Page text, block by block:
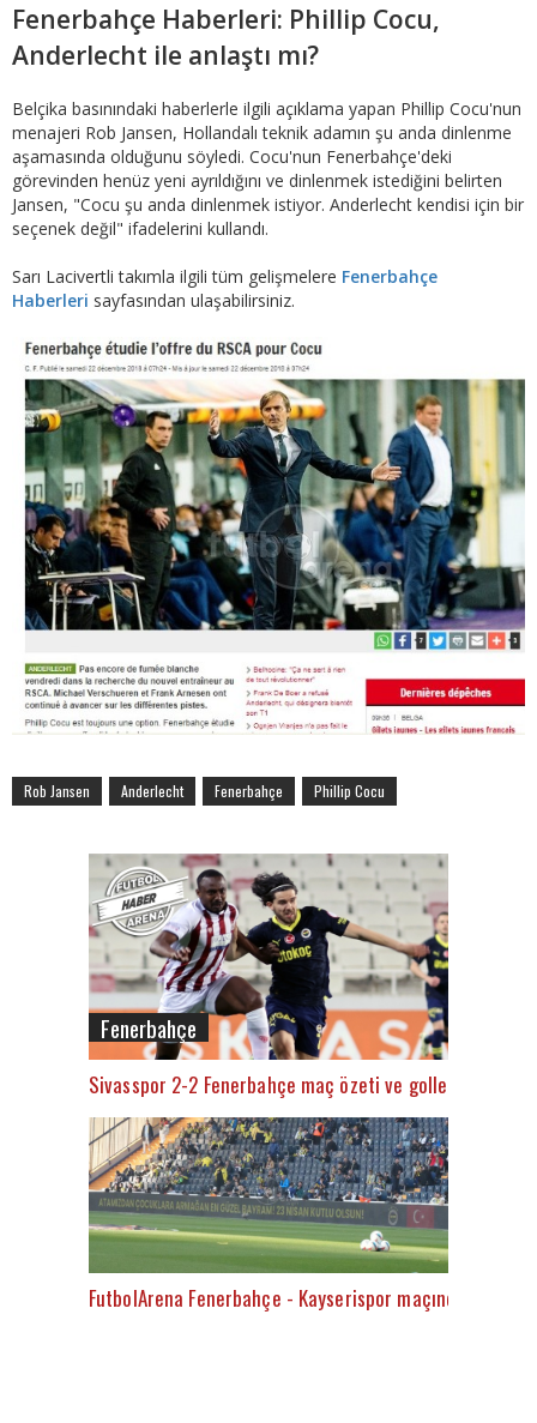
Fenerbahçe Haberleri: Phillip Cocu,
Anderlecht ile anlaştı mı?
Belçika basınındaki haberlerle ilgili açıklama yapan Phillip Cocu'nun
menajeri Rob Jansen, Hollandalı teknik adamın şu anda dinlenme
aşamasında olduğunu söyledi. Cocu'nun Fenerbahçe'deki
görevinden henüz yeni ayrıldığını ve dinlenmek istediğini belirten
Jansen, "Cocu şu anda dinlenmek istiyor. Anderlecht kendisi için bir
seçenek değil" ifadelerini kullandı.
Sarı Lacivertli takımla ilgili tüm gelişmelere Fenerbahçe
Haberleri sayfasından ulaşabilirsiniz.
Rob Jansen Anderlecht Fenerbahçe Phillip Cocu
Fenerbahçe
Sivasspor 2-2 Fenerbahçe maç özeti ve golleri (İZLE)
FutbolArena Fenerbahçe - Kayserispor maçında